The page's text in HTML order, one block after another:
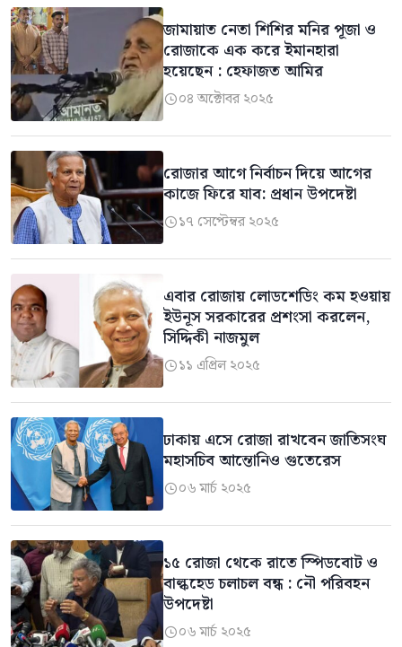
জামায়াত নেতা শিশির মনির পূজা ও
রোজাকে এক করে ইমানহারা
হয়েছেন : হেফাজত আমির
০৪ অক্টোবর ২০২৫
রোজার আগে নির্বাচন দিয়ে আগের
কাজে ফিরে যাব: প্রধান উপদেষ্টা
১৭ সেপ্টেম্বর ২০২৫
এবার রোজায় লোডশেডিং কম হওয়ায়
ইউনূস সরকারের প্রশংসা করলেন,
সিদ্দিকী নাজমুল
১১ এপ্রিল ২০২৫
ঢাকায় এসে রোজা রাখবেন জাতিসংঘ
মহাসচিব আন্তোনিও গুতেরেস
০৬ মার্চ ২০২৫
১৫ রোজা থেকে রাতে স্পিডবোট ও
বাল্কহেড চলাচল বন্ধ : নৌ পরিবহন
উপদেষ্টা
০৬ মার্চ ২০২৫